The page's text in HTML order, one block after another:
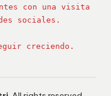
con una visita
sociales.
creciendo.